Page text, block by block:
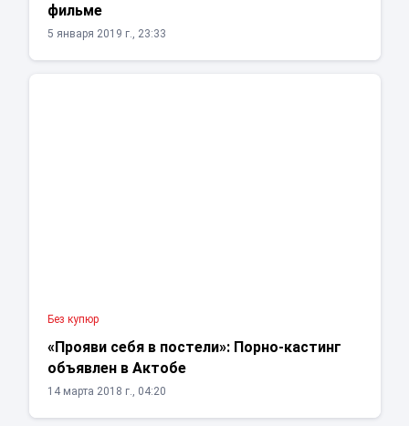
фильме
5 января 2019 г., 23:33
Без купюр
«Прояви себя в постели»: Порно-кастинг
объявлен в Актобе
14 марта 2018 г., 04:20